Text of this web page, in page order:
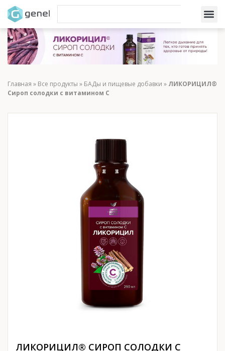
Главная » Все продукты » БАДы и пищевые добавки » ЛИКОРИЦИЛ®
Сироп солодки с витамином С
ЛИКОРИЦИЛ® СИРОП СОЛОДКИ С